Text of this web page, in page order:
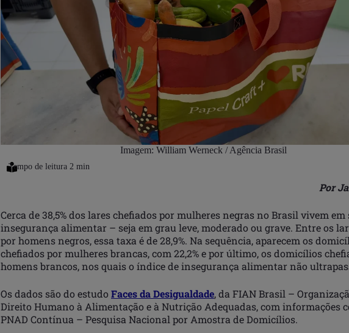
Imagem: William Werneck / Agência Brasil
Por
Cerca de 38,5% dos lares chefiados por mulheres negras no Brasil vivem
insegurança alimentar – seja em grau leve, moderado ou grave. Entre os
por homens negros, essa taxa é de 28,9%. Na sequência, aparecem os
chefiados por mulheres brancas, com 22,2% e por último, os domicílios
homens brancos, nos quais o índice de insegurança alimentar não
Os dados são do estudo Faces da Desigualdade, da FIAN Brasil –
Direito Humano à Alimentação e à Nutrição Adequadas, com informações
PNAD Contínua – Pesquisa Nacional por Amostra de Domicílios.